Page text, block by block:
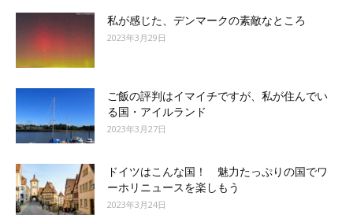
私が感じた、デンマークの素敵なところ
2023年3月29日
ご飯の評判はイマイチですが、私が住んでい
る国・アイルランド
2023年3月27日
ドイツはこんな国！ 魅力たっぷりの国でワ
ーホリニュースを楽しもう
2023年3月24日